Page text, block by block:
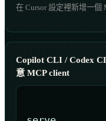
在 Cursor 設定裡新增一個
Copilot CLI / Codex
意 MCP client